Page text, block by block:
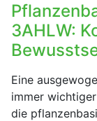
3AHLW:
Eine
immer
die